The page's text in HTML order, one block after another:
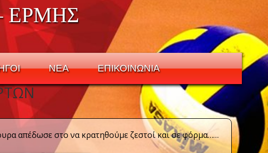
ΕΡΜΗΣ
ΝΕΑ ΕΠΙΚΟΙΝΩΝΙΑ
απέδωσε στο να κρατηθούμε ζεστοί και σε φόρμα……